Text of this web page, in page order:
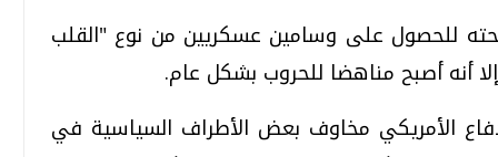
للحصول على وسامين عسكريين من نوع "القلب
أنه أصبح مناهضا للحروب بشكل عام.
الأمريكي مخاوف بعض الأطراف السياسية في